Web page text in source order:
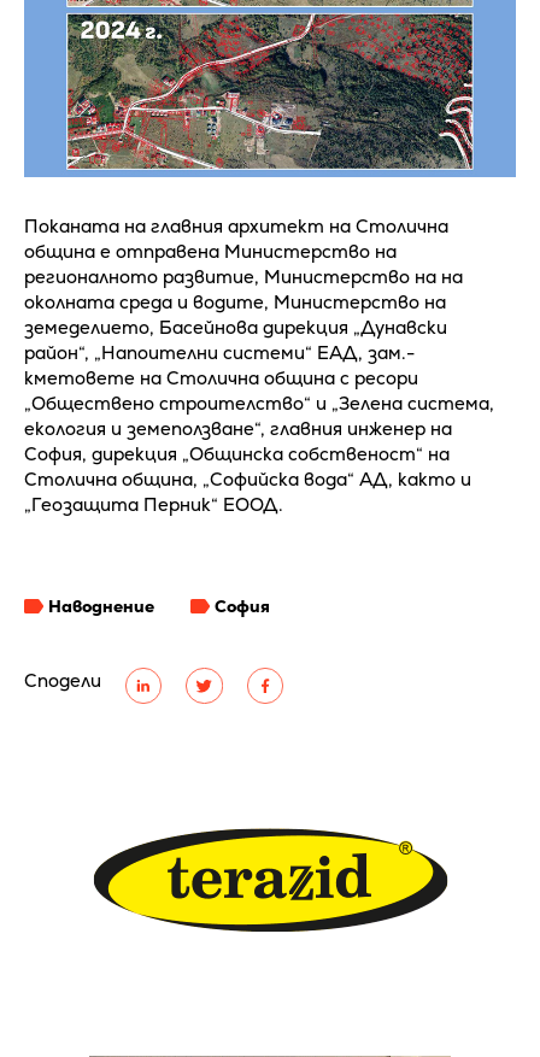
Сподели
Поканата на главния архитект на Столична
община е отправена Министерство на
регионалното развитие, Министерство на на
околната среда и водите, Министерство на
земеделието, Басейнова дирекция „Дунавски
район“, „Напоителни системи“ ЕАД, зам.-
кметовете на Столична община с ресори
„Обществено строителство“ и „Зелена система,
екология и земеползване“, главния инженер на
София, дирекция „Общинска собственост“ на
Столична община, „Софийска вода“ АД, както и
„Геозащита Перник“ ЕООД.
Наводнение София